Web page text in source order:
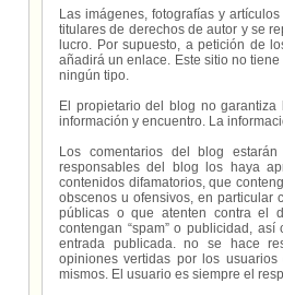
Las imágenes, fotografías y
titulares de derechos de autor y se
lucro. Por supuesto, a petición de
añadirá un enlace. Este sitio no
ningún tipo.
El propietario del blog no
información y encuentro. La
Los comentarios del blog
responsables del blog los haya
contenidos difamatorios, que
obscenos u ofensivos, en particular
públicas o que atenten contra el
contengan “spam” o publicidad,
entrada publicada. no se hace
opiniones vertidas por los
mismos. El usuario es siempre el